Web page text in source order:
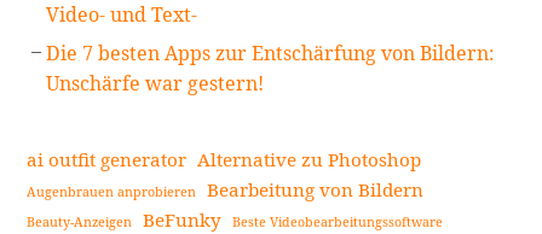
Video- und Text-
Die 7 besten Apps zur Entschärfung von Bildern:
Unschärfe war gestern!
ai outfit generator Alternative zu Photoshop
Augenbrauen anprobieren Bearbeitung von Bildern
Beauty-Anzeigen BeFunky Beste Videobearbeitungssoftware